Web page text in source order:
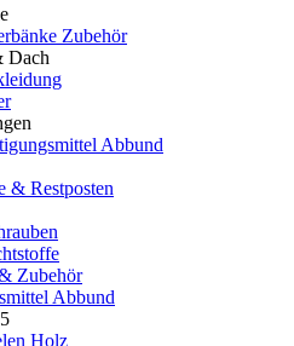
Zubehör
Dach
Abbund
& Restposten
Zubehör
Abbund
Holz